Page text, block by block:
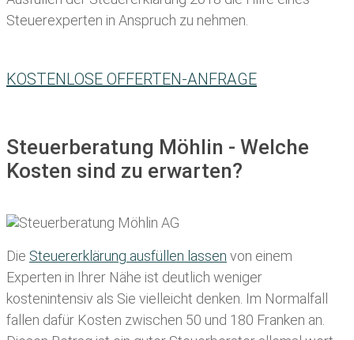
Steuerexperten in Anspruch zu nehmen.
KOSTENLOSE OFFERTEN-ANFRAGE
Steuerberatung Möhlin - Welche
Kosten sind zu erwarten?
Die Steuererklärung ausfüllen lassen von einem
Experten in Ihrer Nähe ist deutlich weniger
kostenintensiv als Sie vielleicht denken. Im Normalfall
fallen dafür Kosten zwischen 50 und 180 Franken an.